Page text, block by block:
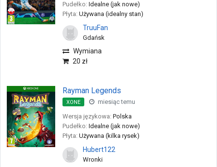
Pudełko: Idealne (jak nowe)
Płyta: Używana (idealny stan)
TruuFan
Gdańsk
Wymiana
20 zł
Rayman Legends
XONE
miesiąc temu
Wersja językowa: Polska
Pudełko: Idealne (jak nowe)
Płyta: Używana (kilka rysek)
Hubert122
Wronki